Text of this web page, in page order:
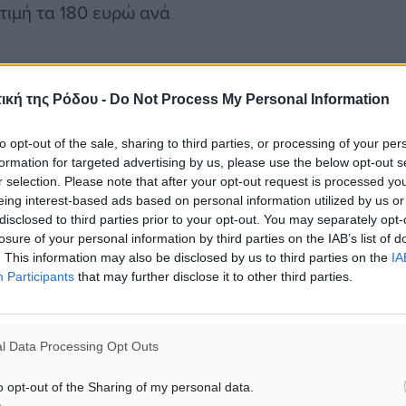
της Ρόδου - Do Not Process My Personal Information
opt-out of the sale, sharing to third parties, or processing of your
for targeted advertising by us, please use the below opt-out
selection. Please note that after your opt-out request is processed
interest-based ads based on personal information utilized by us
to third parties prior to your opt-out. You may separately
of your personal information by third parties on the IAB’s list of
This information may also be disclosed by us to third parties on the
Participants that may further disclose it to other third parties.
Data Processing Opt Outs
opt-out of the Sharing of my personal data.
τα 180 ευρώ ανά
το μέτρο έχοντας
να εξαιρεθεί από
ανώτατο όριο στη
να εφαρμόζει το
ο μηχανισμός ανάκτησης
αν δεν πάρει εξαίρεση
να συνεχίσει την
ανά Μεγαβατώρα
την
εκ. ευρώ ετησίως.